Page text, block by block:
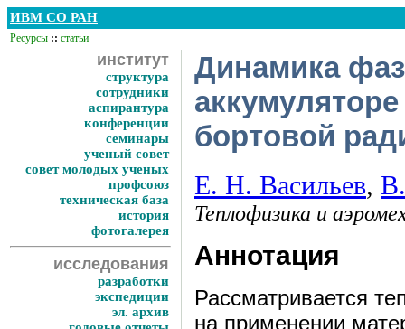
ИВМ СО РАН
Ресурсы :: статьи
институт
структура
сотрудники
аспирантура
конференции
семинары
ученый совет
совет молодых ученых
профсоюз
техническая база
история
фотогалерея
исследования
разработки
экспедиции
эл. архив
Динамика
бортовой
Е. Н. Васильев,
Теплофизика и
Аннотация
Рассматривается
на применении